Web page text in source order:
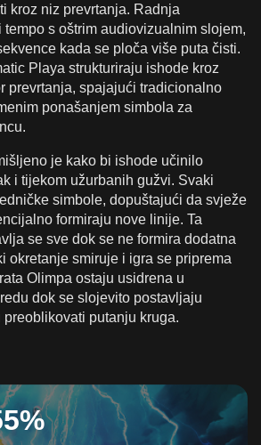
kroz niz prevrtanja. Radnja
tempo s oštrim audiovizualnim slojem,
kada se ploča više puta čisti.
Playa strukturiraju ishode kroz
prevrtanja, spajajući tradicionalno
ponašanjem simbola za
je kako bi ishode učinilo
i tijekom užurbanih gužvi. Svaki
simbole, dopuštajući da svježe
formiraju nove linije. Ta
se sve dok se ne formira dodatna
okretanje smiruje i igra se priprema
Olimpa ostaju usidrena u
dok se slojevito postavljaju
putanju kruga.